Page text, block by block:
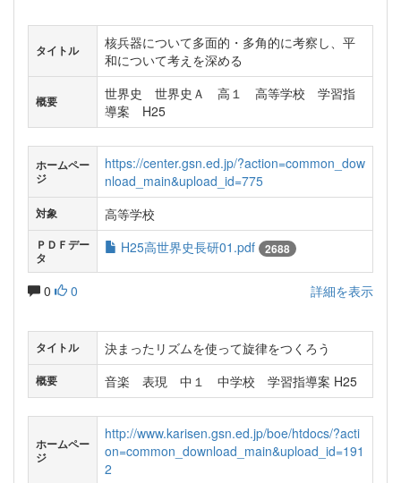
タイトル
核兵器について多面的・多角的に考察し、平
和について考えを深める
概要
世界史 世界史Ａ 高１ 高等学校 学習指
導案 H25
ホームペー
ジ
https://center.gsn.ed.jp/?action=common_dow
nload_main&upload_id=775
対象 高等学校
ＰＤＦデー
タ
H25高世界史長研01.pdf 2688
0 0 詳細を表示
タイトル 決まったリズムを使って旋律をつくろう
概要 音楽 表現 中１ 中学校 学習指導案 H25
ホームペー
ジ
http://www.karisen.gsn.ed.jp/boe/htdocs/?acti
on=common_download_main&upload_id=191
2